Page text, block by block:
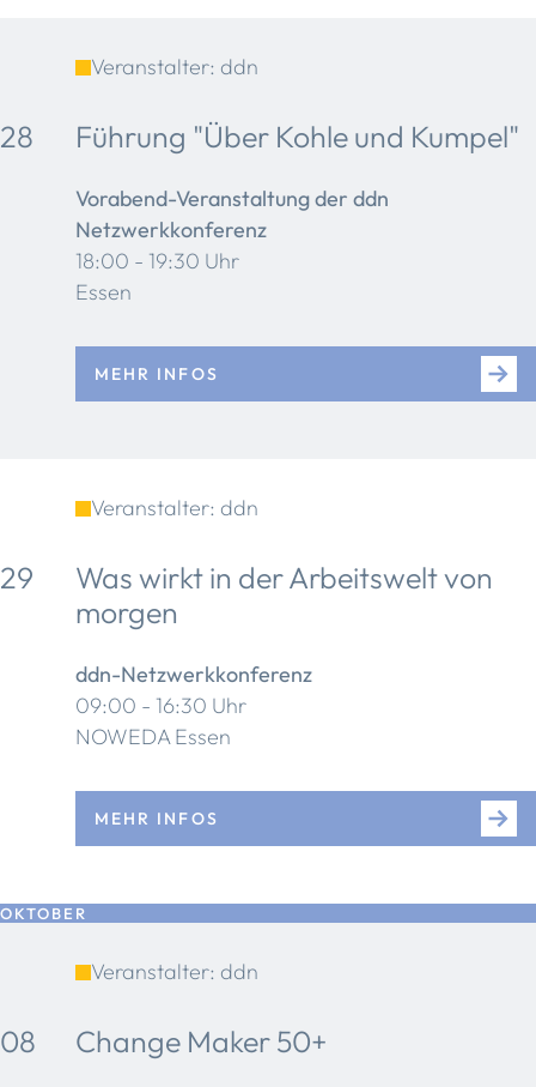
Veranstalter: ddn
28 Führung "Über Kohle und Kumpel"
Vorabend-Veranstaltung der ddn
Netzwerkkonferenz
18:00 - 19:30 Uhr
Essen
MEHR INFOS
Veranstalter: ddn
29
Was wirkt in der Arbeitswelt von
morgen
ddn-Netzwerkkonferenz
09:00 - 16:30 Uhr
NOWEDA Essen
MEHR INFOS
OKTOBER
Veranstalter: ddn
08 Change Maker 50+